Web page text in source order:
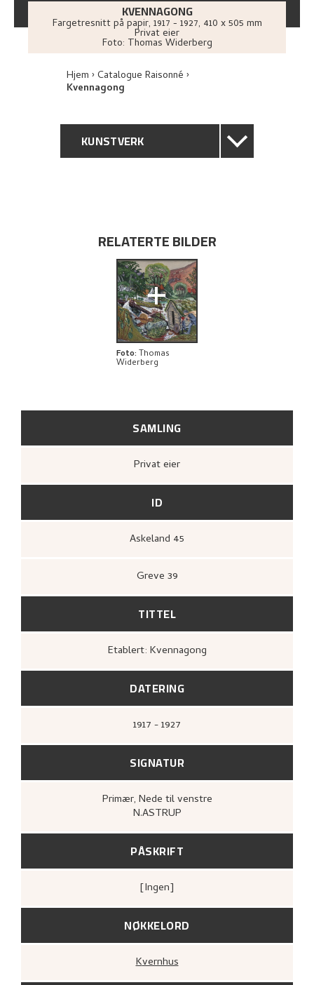
KVENNAGONG
Fargetresnitt på papir, 1917 - 1927, 410 x 505 mm
Privat eier
Foto: Thomas Widerberg
Hjem Catalogue Raisonné
Kvennagong
KUNSTVERK
PROVENIENS
UTFORSK
SAMLING
Privat eier
ID
Askeland 45
Greve 39
TITTEL
Etablert: Kvennagong
DATERING
1917 - 1927
SIGNATUR
Primær, Nede til venstre
N.ASTRUP
PÅSKRIFT
[ingen]
RELATERTE BILDER
+
Foto: Thomas
Widerberg
NØKKELORD
Kvernhus